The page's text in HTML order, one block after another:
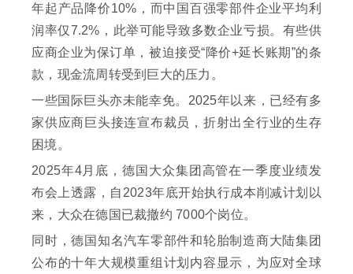
年起产品降价10%，而中国百强零部件企业平均利
润率仅7.2%，此举可能导致多数企业亏损。有些供
应商企业为保订单，被迫接受“降价+延长账期”的条
款，现金流周转受到巨大的压力。
一些国际巨头亦未能幸免。2025年以来，已经有多
家供应商巨头接连宣布裁员，折射出全行业的生存
困境。
2025年4月底，德国大众集团高管在一季度业绩发
布会上透露，自2023年底开始执行成本削减计划以
来，大众在德国已裁撤约 7000个岗位。
同时，德国知名汽车零部件和轮胎制造商大陆集团
公布的十年大规模重组计划内容显示，为应对全球